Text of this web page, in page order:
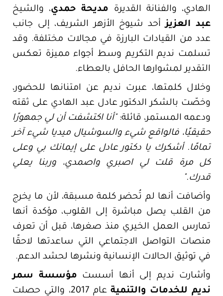
الهادي، والفنانة القديرة مديحة حمدي، والشيخ
عبد العزيزأحد شيوخ الأزهر الشريف، إلى جانب
عدد من القيادات البارزة في مجالات مختلفة. وقد
تسلمت نديم التكريم وسط أجواء مميزة تعكس
التقدير لمشوارها الحافل بالعطاء.
وخلال كلمتها، عبرت نديم عن امتنانها للحضور،
وخصّت بالشكر الدكتور عادل عبد الهادي على ثقته
ودعمه المستمر، قائلة:"أنا اكتشفت أن لي جمهورًا
حقيقيًا، فالواقع شيء والسوشيال ميديا شيء آخر
تمامًا. أشكرك يا دكتور عادل على إيمانك بي وعلى
كل مرة قلت لي اصبري واصمدي، وربنا يعلي
قدرك."
وأضافت أنها لم تُحضر كلمة مسبقة، لأن ما يخرج
من القلب يصل مباشرة إلى القلوب، مؤكدة أنها
تمارس العمل الخيري منذ صغرها، قبل أن تعرف
منصات التواصل الاجتماعي التي ساعدتها لاحقًا
في توثيق الحالات الإنسانية ونشرها لحشد الدعم.
وأشارت نديم إلى أنها أسست مؤسسة سمر
نديم للخدمات والتنمية
عام 2017، والتي حصلت